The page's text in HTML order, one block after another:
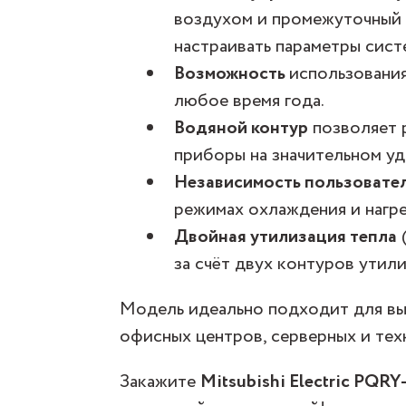
воздухом и
настраивать параметры
Возможность
любое время года.
Водяной контур позволяет
приборы на значительном
Независимость
режимах охлаждения и
Двойная утилизация тепла
за счёт двух контуров
Модель идеально подходит для
офисных центров, серверных и
Закажите Mitsubishi Electric